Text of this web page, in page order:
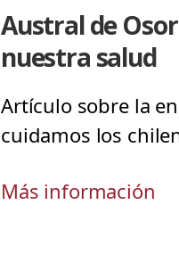
Austral de
nuestra salud
Artículo sobre la
cuidamos los
Más información